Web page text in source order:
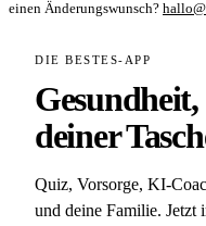
einen Änderungswunsch?
DIE BESTES-APP
deiner
Quiz, Vorsorge, KI-
und deine Familie. Jetzt